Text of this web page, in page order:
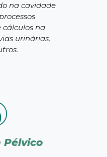
na cavidade
na
urinárias,
Pélvico